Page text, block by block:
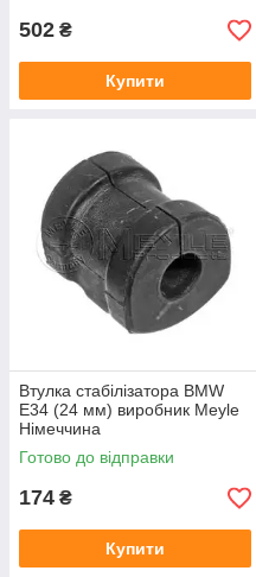
502 ₴
Купити
Втулка стабілізатора BMW
E34 (24 мм) виробник Meyle
Німеччина
Готово до відправки
174 ₴
Купити